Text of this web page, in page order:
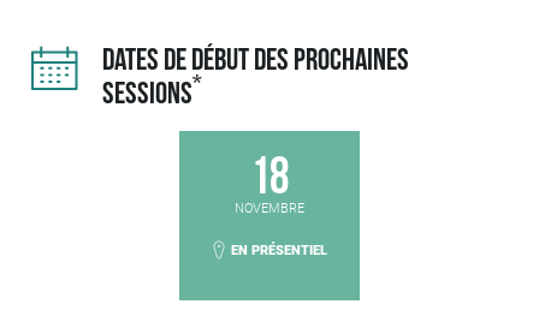
DATES DE DÉBUT DES PROCHAINES
SESSIONS*
18
NOVEMBRE
EN PRÉSENTIEL